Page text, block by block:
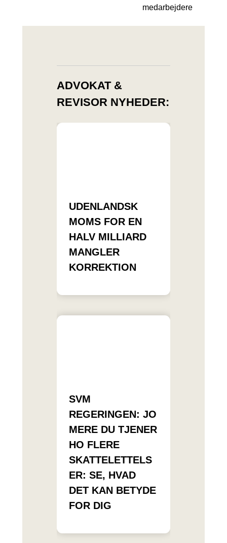
medarbejdere
ADVOKAT &
REVISOR NYHEDER:
UDENLANDSK
MOMS FOR EN
HALV MILLIARD
MANGLER
KORREKTION
SVM
REGERINGEN: JO
MERE DU TJENER
HO FLERE
SKATTELETTELS
ER: SE, HVAD
DET KAN BETYDE
FOR DIG